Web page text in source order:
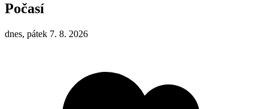
Počasí
dnes, pátek 7. 8. 2026